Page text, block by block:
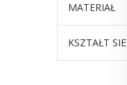
MATERIAŁ
KSZTAŁT